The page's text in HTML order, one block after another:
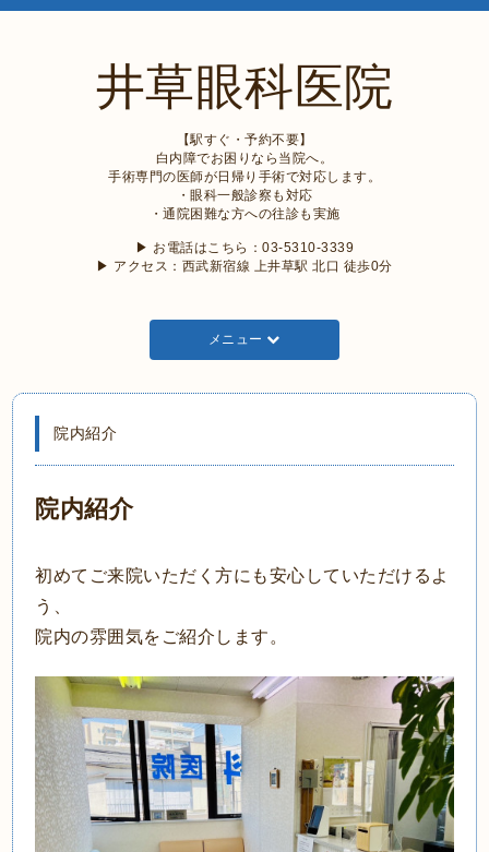
井草眼科医院
【駅すぐ・予約不要】
白内障でお困りなら当院へ。
手術専門の医師が日帰り手術で対応します。
・眼科一般診察も対応
・通院困難な方への往診も実施
▶︎ お電話はこちら：03-5310-3339
▶︎ アクセス：西武新宿線 上井草駅 北口 徒歩0分
メニュー
院内紹介
院内紹介
初めてご来院いただく方にも安心していただけるよ
う、
院内の雰囲気をご紹介します。